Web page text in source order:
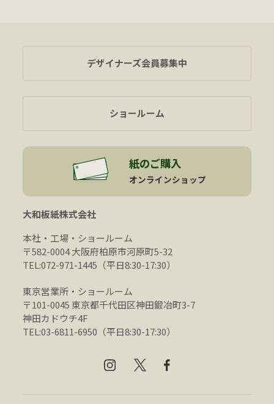
大和板紙株式会社
本社・工場・ショールーム
〒582-0004 大阪府柏原市河原町5-32
TEL:072-971-1445（平日8:30-17:30）
東京営業所・ショールーム
〒101-0045 東京都千代田区神田鍛冶町3-7
神田カドウチ4F
TEL:03-6811-6950（平日8:30-17:30）
デザイナーズ会員募集中
ショールーム
紙のご購入
オンラインショップ